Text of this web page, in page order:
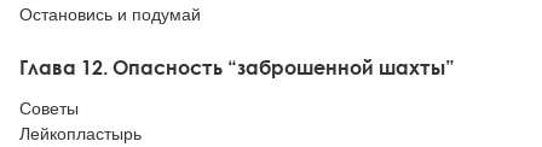
Остановись и подумай
Глава 12. Опасность “заброшенной шахты”
Советы
Лейкопластырь